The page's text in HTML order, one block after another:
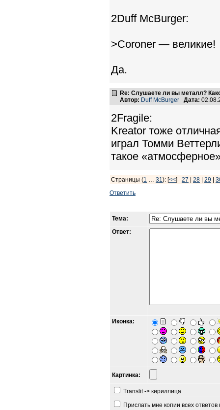
2Duff McBurger:
>Coroner — великие!
Да.
Re: Слушаете ли вы металл?
Автор: Duff McBurger Дата:
2Fragile:
Kreator тоже
играл Томми
такое
Страницы (1 … 31): [<<] 27 28 29
Ответить
Тема:
Ответ:
Иконка:
Картинка:
Translit -> кириллица
Прислать мне копии всех